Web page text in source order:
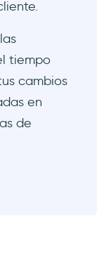
tiempo
cambios
en
de